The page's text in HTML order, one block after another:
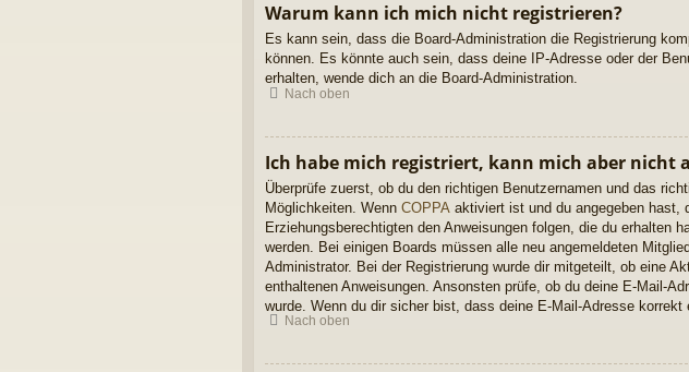
Warum kann ich mich nicht registrieren?
Es kann sein, dass die Board-Administration die Registrierung
können. Es könnte auch sein, dass deine IP-Adresse oder der
erhalten, wende dich an die Board-Administration.
Nach oben
Ich habe mich registriert, kann mich aber nicht
Überprüfe zuerst, ob du den richtigen Benutzernamen und das
Möglichkeiten. Wenn COPPA aktiviert ist und du angegeben hast,
Erziehungsberechtigten den Anweisungen folgen, die du
werden. Bei einigen Boards müssen alle neu angemeldeten
Administrator. Bei der Registrierung wurde dir mitgeteilt, ob eine
enthaltenen Anweisungen. Ansonsten prüfe, ob du deine E-Mail-
wurde. Wenn du dir sicher bist, dass deine E-Mail-Adresse korrekt
Nach oben